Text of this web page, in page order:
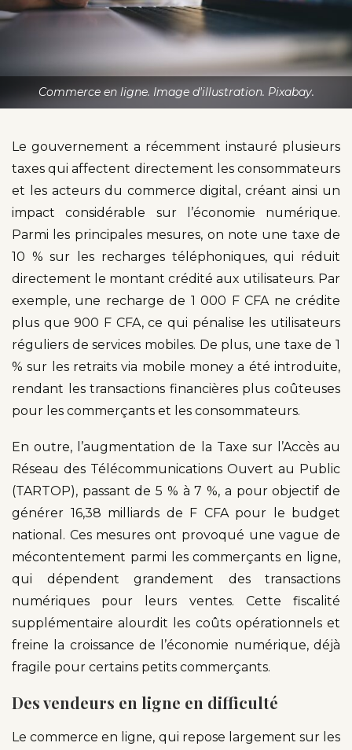
Commerce en ligne. Image d'illustration. Pixabay.
Le gouvernement a récemment instauré plusieurs
taxes qui affectent directement les consommateurs
et les acteurs du commerce digital, créant ainsi un
impact considérable sur l’économie numérique.
Parmi les principales mesures, on note une taxe de
10 % sur les recharges téléphoniques, qui réduit
directement le montant crédité aux utilisateurs. Par
exemple, une recharge de 1 000 F CFA ne crédite
plus que 900 F CFA, ce qui pénalise les utilisateurs
réguliers de services mobiles. De plus, une taxe de 1
% sur les retraits via mobile money a été introduite,
rendant les transactions financières plus coûteuses
pour les commerçants et les consommateurs.
En outre, l’augmentation de la Taxe sur l’Accès au
Réseau des Télécommunications Ouvert au Public
(TARTOP), passant de 5 % à 7 %, a pour objectif de
générer 16,38 milliards de F CFA pour le budget
national. Ces mesures ont provoqué une vague de
mécontentement parmi les commerçants en ligne,
qui dépendent grandement des transactions
numériques pour leurs ventes. Cette fiscalité
supplémentaire alourdit les coûts opérationnels et
freine la croissance de l’économie numérique, déjà
fragile pour certains petits commerçants.
Des vendeurs en ligne en difficulté
Le commerce en ligne, qui repose largement sur les